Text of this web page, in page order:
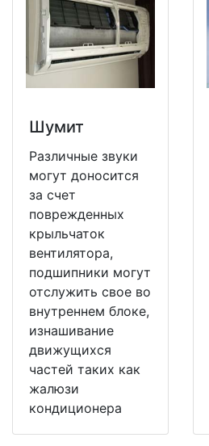
Шумит
Различные звуки
могут доносится
за счет
поврежденных
крыльчаток
вентилятора,
подшипники могут
отслужить свое во
внутреннем блоке,
изнашивание
движущихся
частей таких как
жалюзи
кондиционера